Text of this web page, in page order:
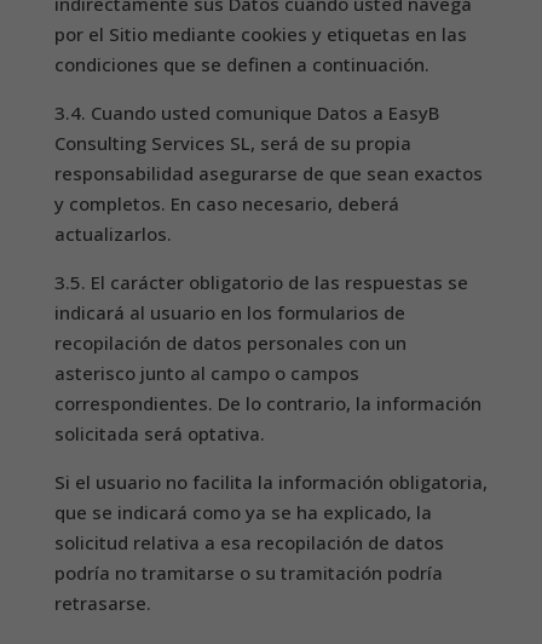
por el Sitio mediante cookies y etiquetas en las
condiciones que se definen a continuación.
3.4. Cuando usted comunique Datos a EasyB
Consulting Services SL, será de su propia
responsabilidad asegurarse de que sean exactos
y completos. En caso necesario, deberá
actualizarlos.
3.5. El carácter obligatorio de las respuestas se
indicará al usuario en los formularios de
recopilación de datos personales con un
asterisco junto al campo o campos
correspondientes. De lo contrario, la información
solicitada será optativa.
Si el usuario no facilita la información obligatoria,
que se indicará como ya se ha explicado, la
solicitud relativa a esa recopilación de datos
podría no tramitarse o su tramitación podría
retrasarse.